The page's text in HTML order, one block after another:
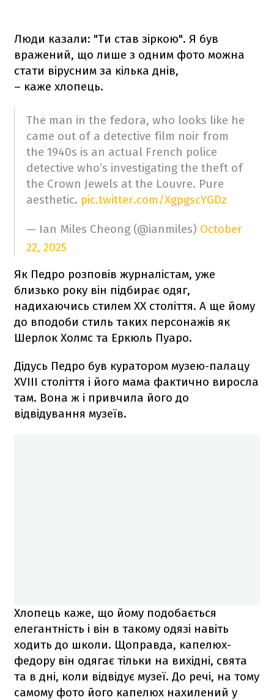
Люди казали: "Ти став зіркою". Я був
вражений, що лише з одним фото можна
стати вірусним за кілька днів,
– каже хлопець.
The man in the fedora, who looks like he
came out of a detective film noir from
the 1940s is an actual French police
detective who’s investigating the theft of
the Crown Jewels at the Louvre. Pure
aesthetic. pic.twitter.com/XgpgscYGDz
— Ian Miles Cheong (@ianmiles) October
22, 2025
Як Педро розповів журналістам, уже
близько року він підбирає одяг,
надихаючись стилем ХХ століття. А ще йому
до вподоби стиль таких персонажів як
Шерлок Холмс та Еркюль Пуаро.
Дідусь Педро був куратором музею-палацу
XVIII століття і його мама фактично виросла
там. Вона ж і привчила його до
відвідування музеїв.
Хлопець каже, що йому подобається
елегантність і він в такому одязі навіть
ходить до школи. Щоправда, капелюх-
федору він одягає тільки на вихідні, свята
та в дні, коли відвідує музеї. До речі, на тому
самому фото його капелюх нахилений у